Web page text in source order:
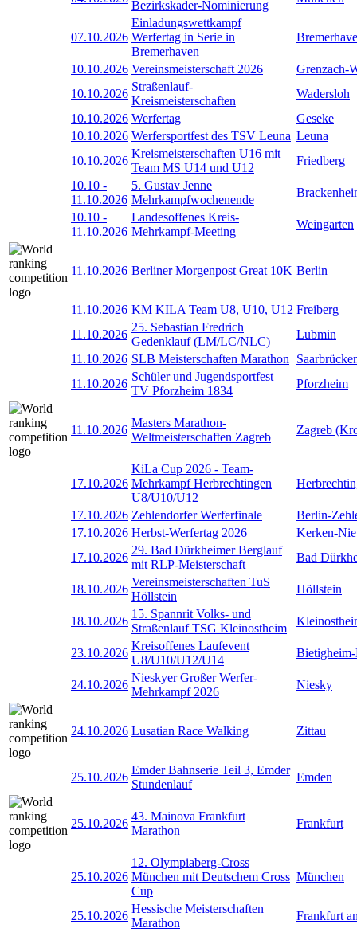
Bezirkskader-Nominierung
07.10.2026
Einladungswettkampf
Werfertag in Serie in
Bremerhaven
10.10.2026 Vereinsmeisterschaft 2026
Grenzach-
10.10.2026
Straßenlauf-
Kreismeisterschaften
Wadersloh
10.10.2026 Werfertag
Geseke
10.10.2026 Werfersportfest des TSV Leuna Leuna
10.10.2026
Kreismeisterschaften U16 mit
Team MS U14 und U12
Friedberg
10.10 -
11.10.2026
5. Gustav Jenne
Mehrkampfwochenende
10.10 -
11.10.2026
Landesoffenes Kreis-
Mehrkampf-Meeting
Weingarten
11.10.2026 Berliner Morgenpost Great 10K Berlin
11.10.2026 KM KILA Team U8, U10, U12 Freiberg
11.10.2026
25. Sebastian Fredrich
Gedenklauf (LM/LC/NLC)
Lubmin
11.10.2026 SLB Meisterschaften Marathon
11.10.2026
Schüler und Jugendsportfest
TV Pforzheim 1834
Pforzheim
11.10.2026
Masters Marathon-
Weltmeisterschaften Zagreb
Zagreb
17.10.2026
KiLa Cup 2026 - Team-
Mehrkampf Herbrechtingen
U8/U10/U12
17.10.2026 Zehlendorfer Werferfinale
Berlin-
17.10.2026 Herbst-Werfertag 2026
Kerken-
17.10.2026
29. Bad Dürkheimer Berglauf
mit RLP-Meisterschaft
Bad
18.10.2026
Vereinsmeisterschaften TuS
Höllstein
Höllstein
18.10.2026
15. Spannrit Volks- und
Straßenlauf TSG Kleinostheim
23.10.2026
Kreisoffenes Laufevent
U8/U10/U12/U14
24.10.2026
Nieskyer Großer Werfer-
Mehrkampf 2026
Niesky
24.10.2026 Lusatian Race Walking Zittau
25.10.2026
Emder Bahnserie Teil 3, Emder
Stundenlauf
Emden
25.10.2026
43. Mainova Frankfurt
Marathon
Frankfurt
25.10.2026
12. Olympiaberg-Cross
München mit Deutschem Cross
Cup
München
25.10.2026
Hessische Meisterschaften
Marathon
Frankfurt